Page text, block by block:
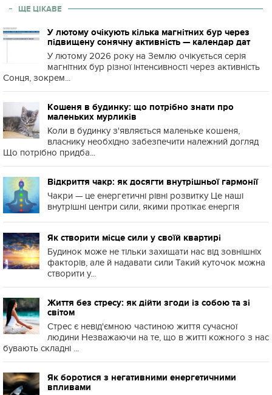
ЩЕ ЦІКАВЕ
У лютому очікують кілька магнітних бур через
підвищену сонячну активність — календар дат
У лютому 2026 року на Землю очікується серія
магнітних бур різної інтенсивності через активність
Сонця, зокрем...
Кошеня в будинку: що потрібно знати про
маленьких мурликів
Коли в будинку з'являється маленьке кошеня,
власнику необхідно забезпечити належний догляд
Що потрібно придба...
Відкриття чакр: як досягти внутрішньої гармонії
Чакри — це енергетичні рівні розвитку Це наші
внутрішні центри сили, якими протікає енергія
Як створити місце сили у своїй квартирі
Будинок може не тільки захищати нас від зовнішніх
факторів, але й надавати сили Такий куточок можна
створити у...
Життя без стресу: як дійти згоди із собою та зі
світом
Стрес є невід'ємною частиною життя сучасної
людини Незважаючи на те, що в житті кожного з нас
бувають складні ...
Як боротися з негативними енергетичними
впливами